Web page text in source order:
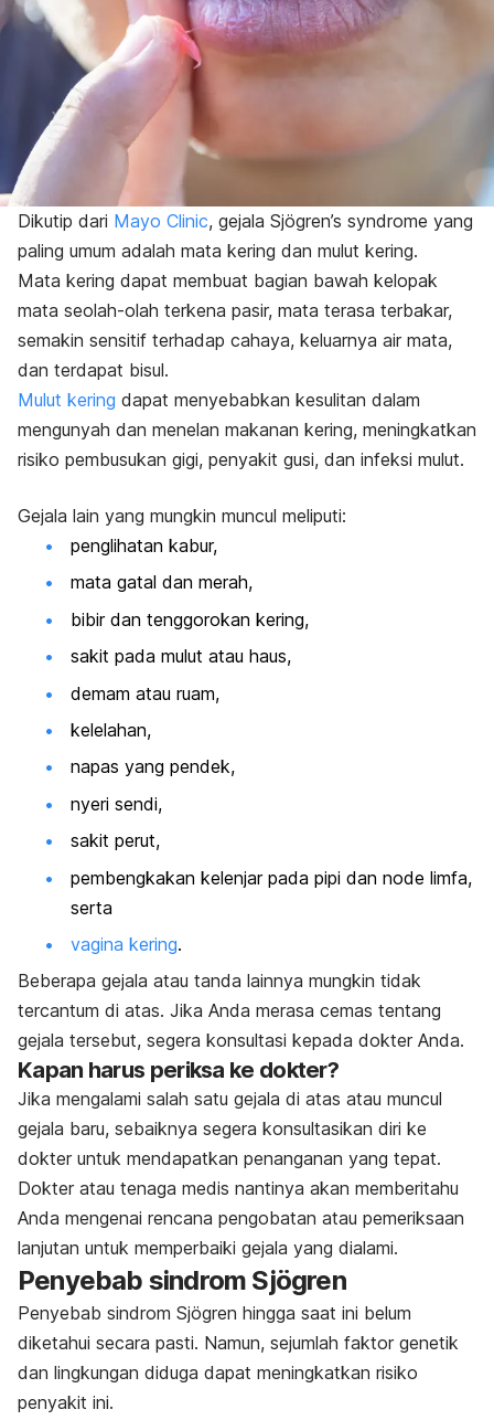
Dikutip dari Mayo Clinic, gejala Sjögren’s syndrome yang
paling umum adalah mata kering dan mulut kering.
Mata kering dapat membuat bagian bawah kelopak
mata seolah-olah terkena pasir, mata terasa terbakar,
semakin sensitif terhadap cahaya, keluarnya air mata,
dan terdapat bisul.
Mulut kering dapat menyebabkan kesulitan dalam
mengunyah dan menelan makanan kering, meningkatkan
risiko pembusukan gigi, penyakit gusi, dan infeksi mulut.
Gejala lain yang mungkin muncul meliputi:
penglihatan kabur,
mata gatal dan merah,
bibir dan tenggorokan kering,
sakit pada mulut atau haus,
demam atau ruam,
kelelahan,
napas yang pendek,
nyeri sendi,
sakit perut,
pembengkakan kelenjar pada pipi dan node limfa,
serta
vagina kering.
Beberapa gejala atau tanda lainnya mungkin tidak
tercantum di atas. Jika Anda merasa cemas tentang
gejala tersebut, segera konsultasi kepada dokter Anda.
Kapan harus periksa ke dokter?
Jika mengalami salah satu gejala di atas atau muncul
gejala baru, sebaiknya segera konsultasikan diri ke
dokter untuk mendapatkan penanganan yang tepat.
Dokter atau tenaga medis nantinya akan memberitahu
Anda mengenai rencana pengobatan atau pemeriksaan
lanjutan untuk memperbaiki gejala yang dialami.
Penyebab sindrom Sjögren
Penyebab sindrom Sjögren hingga saat ini belum
diketahui secara pasti. Namun, sejumlah faktor genetik
dan lingkungan diduga dapat meningkatkan risiko
penyakit ini.